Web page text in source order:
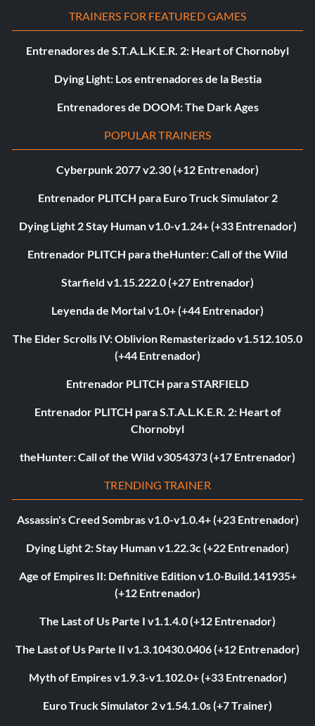
TRAINERS FOR FEATURED GAMES
Entrenadores de S.T.A.L.K.E.R. 2: Heart of Chornobyl
Dying Light: Los entrenadores de la Bestia
Entrenadores de DOOM: The Dark Ages
POPULAR TRAINERS
Cyberpunk 2077 v2.30 (+12 Entrenador)
Entrenador PLITCH para Euro Truck Simulator 2
Dying Light 2 Stay Human v1.0-v1.24+ (+33 Entrenador)
Entrenador PLITCH para theHunter: Call of the Wild
Starfield v1.15.222.0 (+27 Entrenador)
Leyenda de Mortal v1.0+ (+44 Entrenador)
The Elder Scrolls IV: Oblivion Remasterizado v1.512.105.0
(+44 Entrenador)
Entrenador PLITCH para STARFIELD
Entrenador PLITCH para S.T.A.L.K.E.R. 2: Heart of
Chornobyl
theHunter: Call of the Wild v3054373 (+17 Entrenador)
TRENDING TRAINER
Assassin's Creed Sombras v1.0-v1.0.4+ (+23 Entrenador)
Dying Light 2: Stay Human v1.22.3c (+22 Entrenador)
Age of Empires II: Definitive Edition v1.0-Build.141935+
(+12 Entrenador)
The Last of Us Parte I v1.1.4.0 (+12 Entrenador)
The Last of Us Parte II v1.3.10430.0406 (+12 Entrenador)
Myth of Empires v1.9.3-v1.102.0+ (+33 Entrenador)
Euro Truck Simulator 2 v1.54.1.0s (+7 Trainer)